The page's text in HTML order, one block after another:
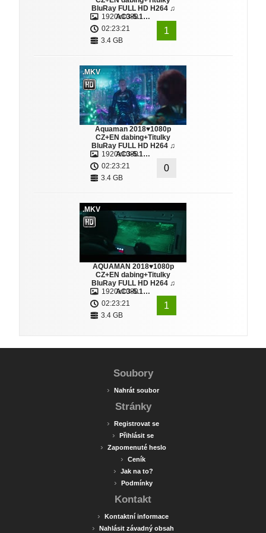
BluRay FULL HD H264 ♫
AC3-5.1…
1920x1080
02:23:21
3.4 GB
1
.MKV
Aquaman 2018♥1080p
CZ+EN dabing+Titulky
BluRay FULL HD H264 ♫
AC3-5.1…
1920x1080
02:23:21
3.4 GB
0
.MKV
AQUAMAN 2018♥1080p
CZ+EN dabing+Titulky
BluRay FULL HD H264 ♫
AC3-5.1…
1920x1080
02:23:21
3.4 GB
1
Soubory
› Nahrát soubor
Stránky
› Registrovat se
› Přihlásit se
› Zapomenuté heslo
› Ceník
› Jak na to?
› Podmínky
Kontakt
› Kontaktní informace
› Nahlásit závadný obsah